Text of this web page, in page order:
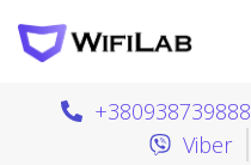
+380938739888
Viber